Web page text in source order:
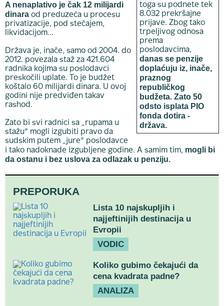
toga su podnete tek
8.032 prekršajne
prijave. Zbog tako
trpeljivog odnosa
prema
poslodavcima,
danas se penzije
doplaćuju iz, inače,
praznog
republičkog
budžeta. Zato 50
odsto isplata PIO
fonda dotira -
država.
A nenaplativo je čak 12 milijardi
dinara od preduzeća u procesu
privatizacije, pod stečajem,
likvidacijom...
Država je, inače, samo od 2004. do
2012. povezala staž za 421.604
radnika kojima su poslodavci
preskočili uplate. To je budžet
koštalo 60 milijardi dinara. U ovoj
godini nije predviđen takav
rashod.
Zato bi svi radnici sa „rupama u
stažu“ mogli izgubiti pravo da
sudskim putem „jure“ poslodavce
i tako nadoknade izgubljene godine. A samim tim, mogli bi
da ostanu i bez uslova za odlazak u penziju.
PREPORUKA
Lista 10 najskupljih i
najjeftinijih destinacija u
Evropii
VODIC
Koliko gubimo čekajući da
cena kvadrata padne?
ANALIZA